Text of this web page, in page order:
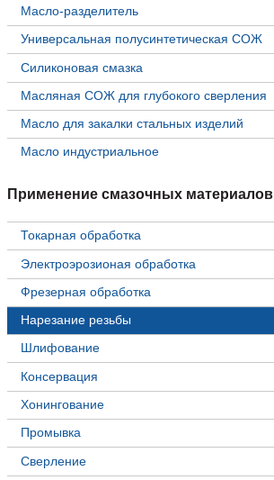
Масло-разделитель
Универсальная полусинтетическая СОЖ
Силиконовая смазка
⁣Масляная СОЖ для глубокого сверления
⁣Масло для закалки стальных изделий
⁣Масло индустриальное
Применение смазочных материалов
Токарная обработка
Электроэрозионая обработка
Фрезерная обработка
Нарезание резьбы
Шлифование
Консервация
Хонингование
Промывка
Сверление